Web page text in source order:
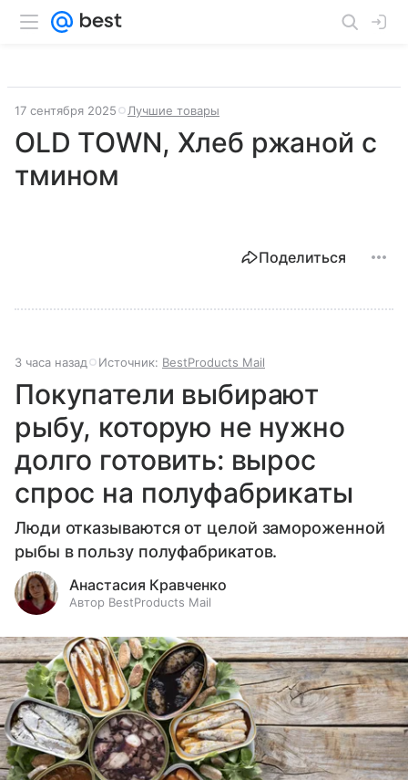
17 сентября 2025 Лучшие товары
OLD TOWN, Хлеб ржаной с
тмином
Поделиться
3 часа назад Источник: BestProducts Mail
Покупатели выбирают
рыбу, которую не нужно
долго готовить: вырос
спрос на полуфабрикаты
Люди отказываются от целой замороженной
рыбы в пользу полуфабрикатов.
Анастасия Кравченко
Автор BestProducts Mail